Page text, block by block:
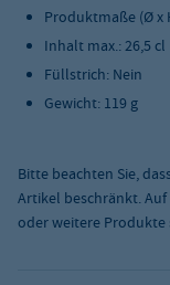
Produktmaße (Ø x
Inhalt max.: 26,5 cl
Füllstrich: Nein
Gewicht: 119 g
Bitte beachten Sie,
Artikel beschränkt.
oder weitere